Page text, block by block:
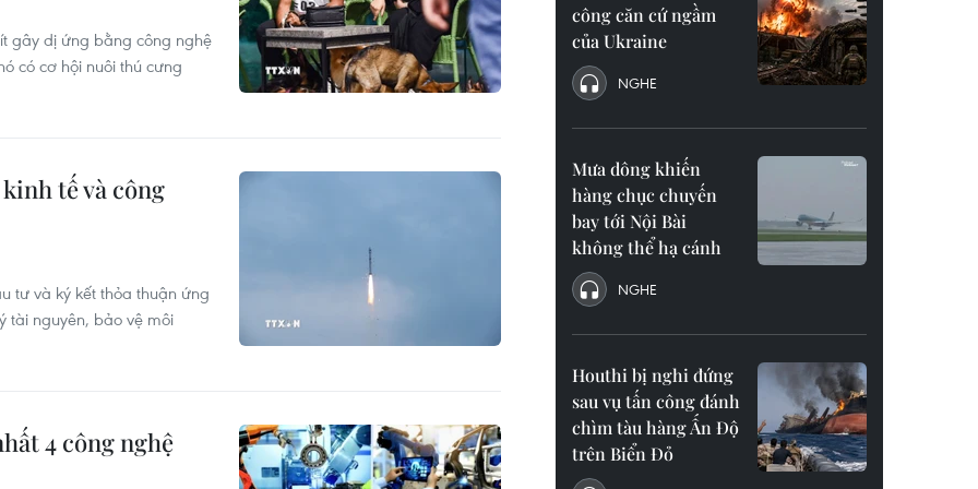
gây dị ứng bằng công nghệ
có cơ hội nuôi thú cưng
tế và công
tư và ký kết thỏa thuận ứng
tài nguyên, bảo vệ môi
4 công nghệ
công căn cứ ngầm
của Ukraine
NGHE
Mưa dông khiến
hàng chục chuyến
bay tới Nội Bài
không thể hạ cánh
NGHE
Houthi bị nghi đứng
sau vụ tấn công đánh
chìm tàu hàng Ấn Độ
trên Biển Đỏ